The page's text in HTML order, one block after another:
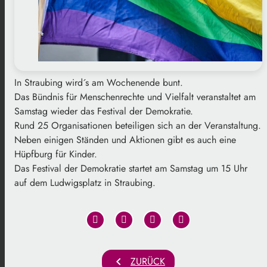
In Straubing wird´s am Wochenende bunt.
Das Bündnis für Menschenrechte und Vielfalt veranstaltet am
Samstag wieder das Festival der Demokratie.
Rund 25 Organisationen beteiligen sich an der Veranstaltung.
Neben einigen Ständen und Aktionen gibt es auch eine
Hüpfburg für Kinder.
Das Festival der Demokratie startet am Samstag um 15 Uhr
auf dem Ludwigsplatz in Straubing.
chevron_left ZURÜCK